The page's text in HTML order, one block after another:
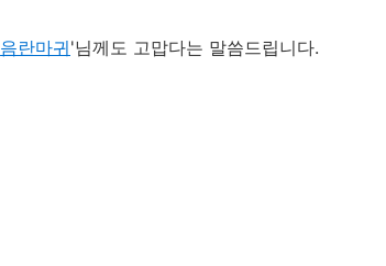
음란마귀'님께도 고맙다는 말씀드립니다.